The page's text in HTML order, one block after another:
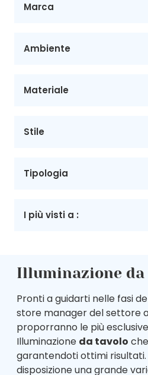
Marca
Ambiente
Materiale
Stile
Tipologia
I più visti a :
Illuminazione da
Pronti a guidarti nelle fasi
store manager del settore
proporranno le più
Illuminazione da tavolo
garantendoti ottimi
disposizione una grande